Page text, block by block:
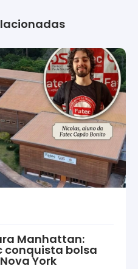
Manhattan:
conquista bolsa
York